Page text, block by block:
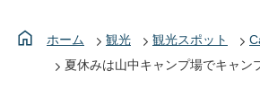
ホーム 観光 観光スポット
夏休みは山中キャンプ場でキャン